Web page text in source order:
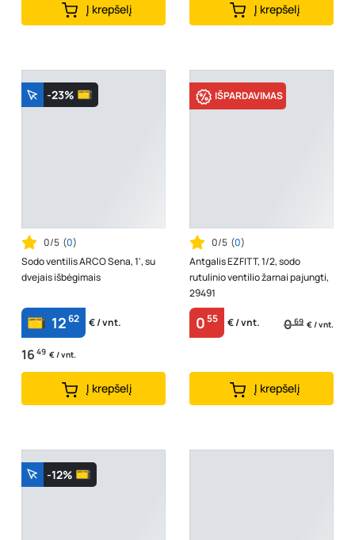
Į krepšelį Į krepšelį
-23%
0/5 (0)
Sodo ventilis ARCO Sena, 1', su
dvejais išbėgimais
1262 € / vnt.
16 49 € / vnt.
Į krepšelį
IŠPARDAVIMAS
0/5 (0)
Antgalis EZFITT, 1/2, sodo
rutulinio ventilio žarnai pajungti,
29491
055 € / vnt. 069 € / vnt.
Į krepšelį
-12%